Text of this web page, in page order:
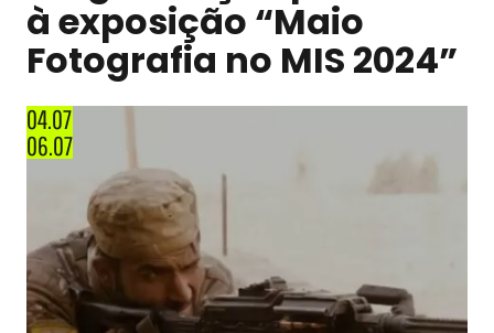
à exposição “Maio
Fotografia no MIS 2024”
04.07
06.07